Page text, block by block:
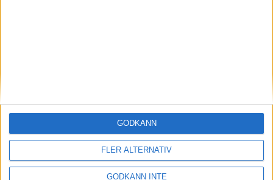
FLER ALTERNATIV
GODKÄNN INTE
GODKÄNN
Samarbetspartners